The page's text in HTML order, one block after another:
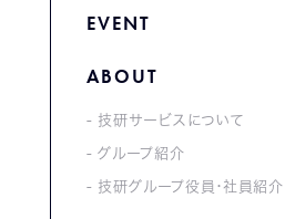
EVENT
ABOUT
技研サービスについて
グループ紹介
技研グループ役員・社員紹介